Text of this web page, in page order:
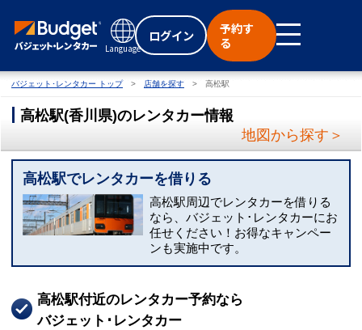
Language
ログイン
予約す
る
バジェット･レンタカー トップ 店舗を探す 高松駅
高松駅(香川県)のレンタカー情報
地図から探す＞
高松駅でレンタカーを借りる
高松駅周辺でレンタカーを借りる
なら、バジェット･レンタカーにお
任せください！お得なキャンペー
ンも実施中です。
高松駅付近のレンタカー予約なら
バジェット･レンタカー